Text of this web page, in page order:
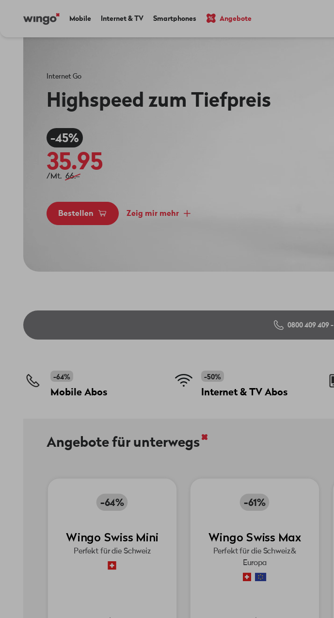
Main
Mobile Internet & TV Smartphones Angebote
Internet Go
Highspeed zum Tiefpreis
-45%
35.95
/Mt. 66.–
Bestellen Zeig mir mehr
0800 409 409 -
-64%
Mobile Abos
-50%
Internet & TV Abos
Angebote für unterwegs
-64%
Wingo Swiss Mini
Perfekt für die Schweiz
-61%
Wingo Swiss Max
Perfekt für die Schweiz &
Europa